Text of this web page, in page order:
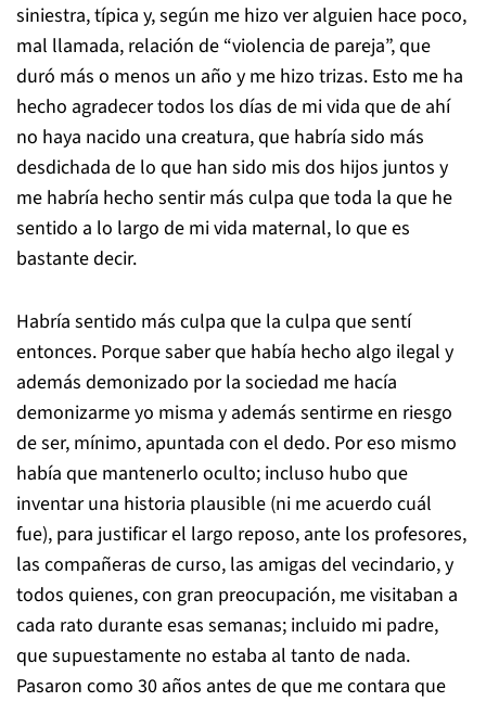
siniestra, típica y, según me hizo ver alguien hace poco,
mal llamada, relación de “violencia de pareja”, que
duró más o menos un año y me hizo trizas. Esto me ha
hecho agradecer todos los días de mi vida que de ahí
no haya nacido una creatura, que habría sido más
desdichada de lo que han sido mis dos hijos juntos y
me habría hecho sentir más culpa que toda la que he
sentido a lo largo de mi vida maternal, lo que es
bastante decir.
Habría sentido más culpa que la culpa que sentí
entonces. Porque saber que había hecho algo ilegal y
además demonizado por la sociedad me hacía
demonizarme yo misma y además sentirme en riesgo
de ser, mínimo, apuntada con el dedo. Por eso mismo
había que mantenerlo oculto; incluso hubo que
inventar una historia plausible (ni me acuerdo cuál
fue), para justificar el largo reposo, ante los profesores,
las compañeras de curso, las amigas del vecindario, y
todos quienes, con gran preocupación, me visitaban a
cada rato durante esas semanas; incluido mi padre,
que supuestamente no estaba al tanto de nada.
Pasaron como 30 años antes de que me contara que